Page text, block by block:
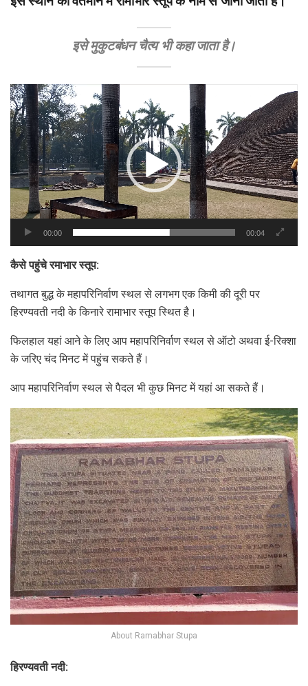
इसे मुकुटबंधन चैत्य भी कहा जाता है।
Video
Player
00:00 00:04
कैसे पहुंचे रमाभार स्तूप:
तथागत बुद्ध के महापरिनिर्वाण स्थल से लगभग एक किमी की दूरी पर
हिरण्यवती नदी के किनारे रामाभार स्तूप स्थित है।
फिलहाल यहां आने के लिए आप महापरिनिर्वाण स्थल से ऑटो अथवा ई-रिक्शा
के जरिए चंद मिनट में पहुंच सकते हैं।
आप महापरिनिर्वाण स्थल से पैदल भी कुछ मिनट में यहां आ सकते हैं।
About Ramabhar Stupa
हिरण्यवती नदी: